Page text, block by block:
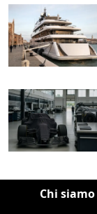
Chi siamo